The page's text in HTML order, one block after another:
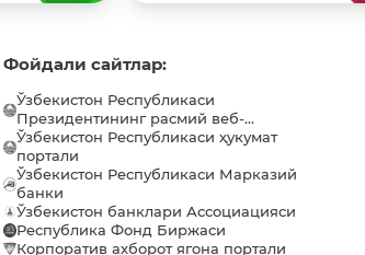
Фойдали сайтлар:
Ўзбекистон Республикаси
Президентининг расмий веб-...
Ўзбекистон Республикаси ҳукумат
портали
Ўзбекистон Республикаси Марказий
банки
Ўзбекистон банклари Ассоциацияси
Республика Фонд Биржаси
Корпоратив ахборот ягона портали